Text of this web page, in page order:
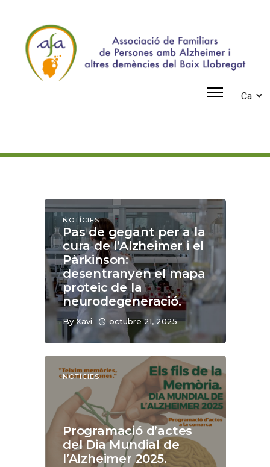
Ca
NOTÍCIES
Pas de gegant per a la
cura de l’Alzheimer i el
Pàrkinson:
desentranyen el mapa
proteic de la
neurodegeneració.
ByXavi octubre 21, 2025
NOTÍCIES
Programació d’actes
del Dia Mundial de
l’Alzheimer 2025.